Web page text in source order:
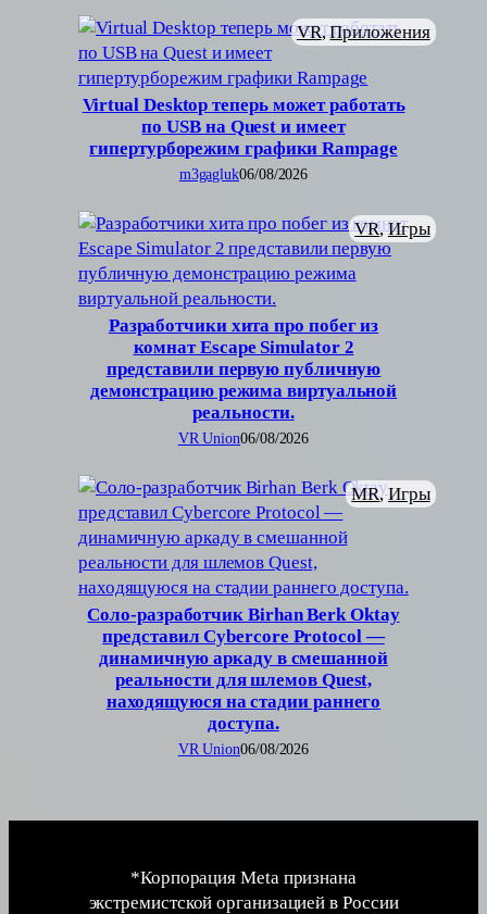
Virtual Desktop теперь может работать
по USB на Quest и имеет
гипертурборежим графики Rampage
VR, Приложения
m3gagluk06/08/2026
Разработчики хита про побег из
комнат Escape Simulator 2
представили первую публичную
демонстрацию режима виртуальной
реальности.
VR, Игры
VR Union06/08/2026
Соло-разработчик Birhan Berk Oktay
представил Cybercore Protocol —
динамичную аркаду в смешанной
реальности для шлемов Quest,
находящуюся на стадии раннего
доступа.
MR, Игры
VR Union06/08/2026
*Корпорация Meta признана
экстремистской организацией в России